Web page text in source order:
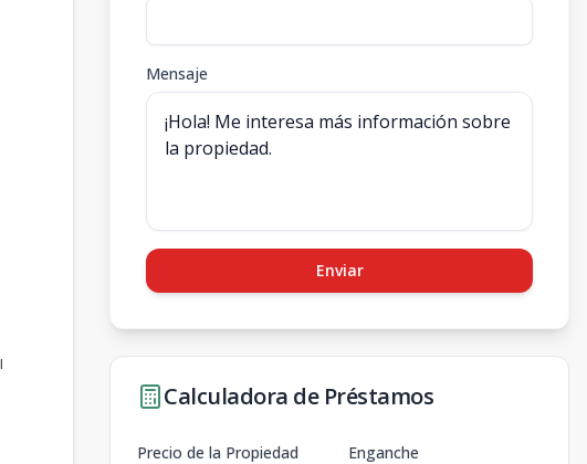
Mensaje
Enviar
Calculadora de Préstamos
Precio de la Propiedad Enganche